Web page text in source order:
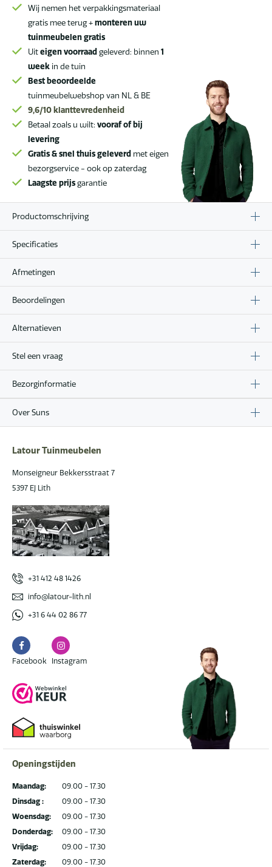
aantal
Wij nemen het verpakkingsmateriaal
gratis mee terug +monteren uw
tuinmeubelen gratis
Uiteigen voorraadgeleverd: binnen 1
week in de tuin
Best beoordeelde
tuinmeubelwebshop van NL & BE
9,6/10klanttevredenheid
Betaal zoals u wilt: vooraf of bij
levering
Gratis & snel thuis geleverd met eigen
bezorgservice - ook op zaterdag
Laagste prijsgarantie
Productomschrijving
Specificaties
Afmetingen
Beoordelingen
Alternatieven
Stel een vraag
Bezorginformatie
Over Suns
Latour Tuinmeubelen
Monseigneur Bekkersstraat 7
5397 EJ Lith
+31 412 48 1426
info@latour-lith.nl
+31 6 44 02 86 77
Facebook
Facebook
Instagram
Instagram
Openingstijden
Maandag:
Dinsdag :
Woensdag:
Donderdag:
Vrijdag:
Zaterdag:
09.00 - 17.30
09.00 - 17.30
09.00 - 17.30
09.00 - 17.30
09.00 - 17.30
09.00 - 17.30